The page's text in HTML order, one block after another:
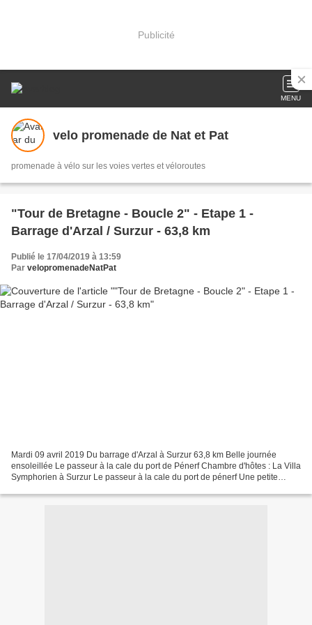
Publicité
MENU
velo promenade de Nat et Pat
promenade à vélo sur les voies vertes et véloroutes
"Tour de Bretagne - Boucle 2" - Etape 1 -
Barrage d'Arzal / Surzur - 63,8 km
Publié le 17/04/2019 à 13:59
Par velopromenadeNatPat
Mardi 09 avril 2019 Du barrage d'Arzal à Surzur 63,8 km Belle journée
ensoleillée Le passeur à la cale du port de Pénerf Chambre d'hôtes : La Villa
Symphorien à Surzur Le passeur à la cale du port de pénerf Une petite